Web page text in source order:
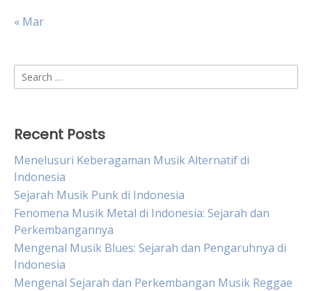
« Mar
Search
for:
Recent Posts
Menelusuri Keberagaman Musik Alternatif di
Indonesia
Sejarah Musik Punk di Indonesia
Fenomena Musik Metal di Indonesia: Sejarah dan
Perkembangannya
Mengenal Musik Blues: Sejarah dan Pengaruhnya di
Indonesia
Mengenal Sejarah dan Perkembangan Musik Reggae